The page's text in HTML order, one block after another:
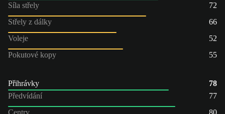
Síla střely
72
Střely z dálky
66
Voleje
52
Pokutové kopy
55
Přihrávky
78
Předvídání
77
Centry
80